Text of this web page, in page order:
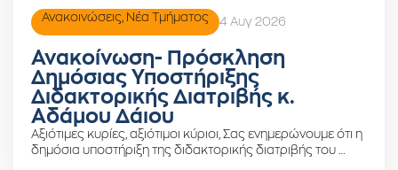
Ανακοινώσεις Νέα Τμήματος 4 Αυγ 2026
Ανακοίνωση- Πρόσκληση
Δημόσιας Υποστήριξης
Διδακτορικής Διατριβής κ.
Αδάμου Δάιου
Αξιότιμες κυρίες, αξιότιμοι κύριοι, Σας ενημερώνουμε ότι η
δημόσια υποστήριξη της διδακτορικής διατριβής του …